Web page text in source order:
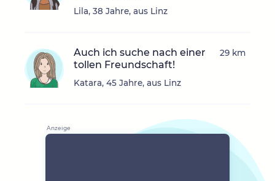
Lila, 38 Jahre, aus Linz
Auch ich suche nach einer
tollen Freundschaft!
Katara, 45 Jahre, aus Linz
29 km